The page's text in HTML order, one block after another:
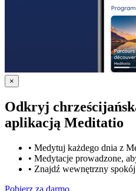
×
Odkryj
aplikacją Meditatio
• Medytuj każdego dnia z
• Medytacje prowadzone,
• Znajdź wewnętrzny
Pobierz za darmo